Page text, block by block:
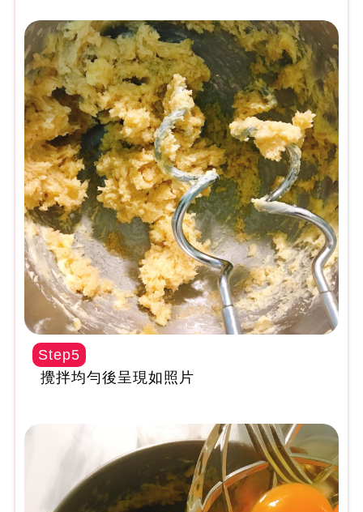
Step5
攪拌均勻後呈現如照片